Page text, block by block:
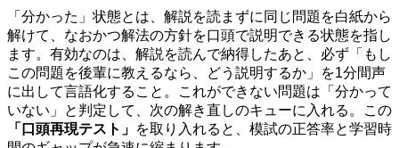
「分かった」状態とは、解説を読まずに同じ問題を白紙から
解けて、なおかつ解法の方針を口頭で説明できる状態を指し
ます。有効なのは、解説を読んで納得したあと、必ず「もし
この問題を後輩に教えるなら、どう説明するか」を1分間声
に出して言語化すること。これができない問題は「分かって
いない」と判定して、次の解き直しのキューに入れる。この
「口頭再現テスト」 を取り入れると、模試の正答率と学習時